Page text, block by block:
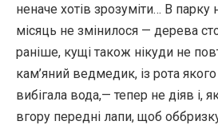
неначе хотів зрозуміти… В парку
місяць не змінилося — дерева
раніше, кущі також нікуди не
кам’яний ведмедик, із рота
вибігала вода,— тепер не діяв і,
вгору передні лапи, щоб